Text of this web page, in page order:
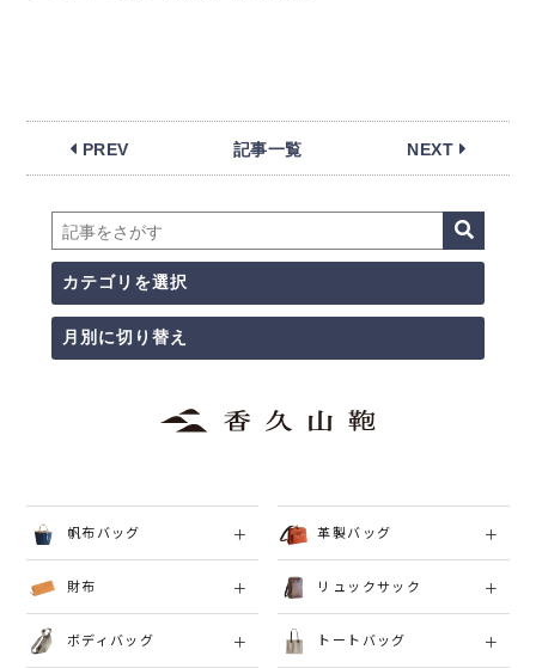
PREV 記事一覧 NEXT
帆布バッグ 革製バッグ
財布 リュックサック
ボディバッグ トートバッグ